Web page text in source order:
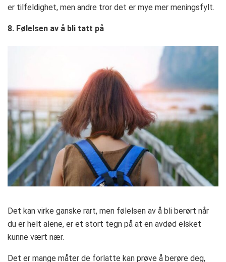
er tilfeldighet, men andre tror det er mye mer meningsfylt.
8. Følelsen av å bli tatt på
Det kan virke ganske rart, men følelsen av å bli berørt når
du er helt alene, er et stort tegn på at en avdød elsket
kunne vært nær.
Det er mange måter de forlatte kan prøve å berøre deg,